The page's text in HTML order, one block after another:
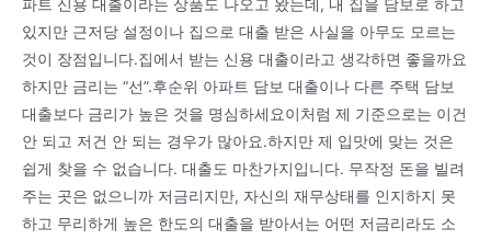
파트 신용 대출이라는 상품도 나오고 왔는데, 내 집을 담보로 하고
있지만 근저당 설정이나 집으로 대출 받은 사실을 아무도 모르는
것이 장점입니다.집에서 받는 신용 대출이라고 생각하면 좋을까요
하지만 금리는 “선”.후순위 아파트 담보 대출이나 다른 주택 담보
대출보다 금리가 높은 것을 명심하세요이처럼 제 기준으로는 이건
안 되고 저건 안 되는 경우가 많아요.하지만 제 입맛에 맞는 것은
쉽게 찾을 수 없습니다. 대출도 마찬가지입니다. 무작정 돈을 빌려
주는 곳은 없으니까 저금리지만, 자신의 재무상태를 인지하지 못
하고 무리하게 높은 한도의 대출을 받아서는 어떤 저금리라도 소